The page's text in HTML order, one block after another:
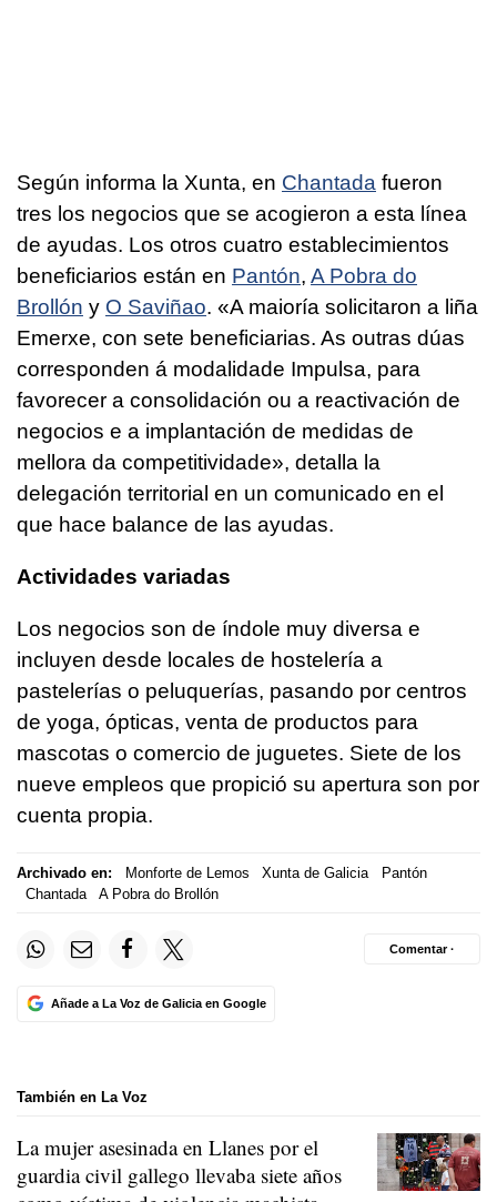
Según informa la Xunta, en Chantada fueron
tres los negocios que se acogieron a esta línea
de ayudas. Los otros cuatro establecimientos
beneficiarios están en Pantón, A Pobra do
Brollón y O Saviñao. «A maioría solicitaron a liña
Emerxe, con sete beneficiarias. As outras dúas
corresponden á modalidade Impulsa, para
favorecer a consolidación ou a reactivación de
negocios e a implantación de medidas de
mellora da competitividade», detalla la
delegación territorial en un comunicado en el
que hace balance de las ayudas.
Actividades variadas
Los negocios son de índole muy diversa e
incluyen desde locales de hostelería a
pastelerías o peluquerías, pasando por centros
de yoga, ópticas, venta de productos para
mascotas o comercio de juguetes. Siete de los
nueve empleos que propició su apertura son por
cuenta propia.
Archivado en: Monforte de Lemos Xunta de Galicia
Pantón
Chantada
A Pobra do Brollón
Añade a La Voz de Galicia en Google
Comentar ·
También en La Voz
La mujer asesinada en Llanes por el
guardia civil gallego llevaba siete años